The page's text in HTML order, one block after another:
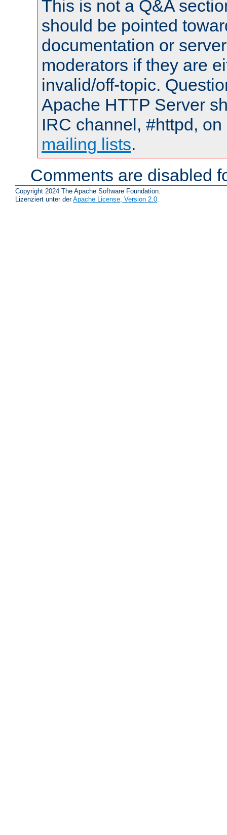
This is not a Q&A
should be pointed
documentation or
moderators if they are
invalid/off-topic.
Apache HTTP Server
IRC channel, #httpd,
mailing lists.
Comments are disabled
Copyright 2024 The Apache Software Foundation.
Lizenziert unter derApache License, Version 2.0.